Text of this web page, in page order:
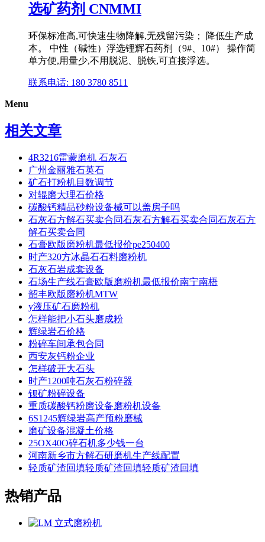
选矿药剂 CNMMI
环保标准高,可快速生物降解,无残留污染； 降低生产成
本。 中性（碱性）浮选锂辉石药剂（9#、10#） 操作简
单方便,用量少,不用脱泥、脱铁,可直接浮选。
联系电话: 180 3780 8511
Menu
相关文章
4R3216雷蒙磨机 石灰石
广州金丽雅石英石
矿石打粉机目数调节
对辊磨大理石价格
碳酸钙精品砂粉设备械可以盖房子吗
石灰石方解石买卖合同石灰石方解石买卖合同石灰石方
解石买卖合同
石膏欧版磨粉机最低报价pe250400
时产320方冰晶石石料磨粉机
石灰石岩成套设备
石场生产线石膏欧版磨粉机最低报价南宁南梧
韶丰欧版磨粉机MTW
y液压矿石磨粉机
怎样能把小石头磨成粉
辉绿岩石价格
粉碎车间承包合同
西安灰钙粉企业
怎样破开大石头
时产1200吨石灰石粉碎器
钡矿粉碎设备
重质碳酸钙粉磨设备磨粉机设备
6S1245辉绿岩高产预粉磨械
磨矿设备混凝土价格
25OX40O碎石机多少钱一台
河南新乡市方解石研磨机生产线配置
轻质矿渣回填轻质矿渣回填轻质矿渣回填
热销产品